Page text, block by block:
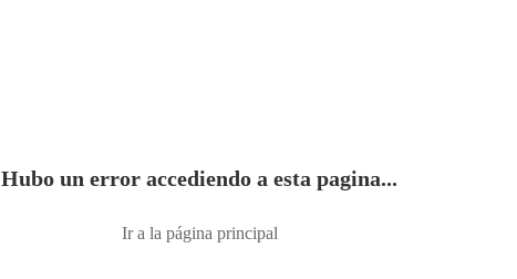
Hubo un error accediendo a esta pagina...
Ir a la página principal